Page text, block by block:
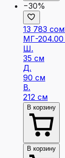
−30%
13 783 сом
МГ-204.00
Ш.
35 см
Д.
90 см
В.
212 см
В корзину
В корзину